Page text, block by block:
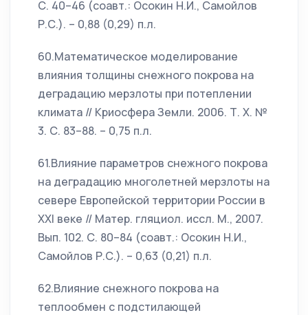
С. 40–46 (соавт.: Осокин Н.И., Самойлов
Р.С.). – 0,88 (0,29) п.л.
60.Математическое моделирование
влияния толщины снежного покрова на
деградацию мерзлоты при потеплении
климата // Криосфера Земли. 2006. Т. Х. №
3. С. 83–88. – 0,75 п.л.
61.Влияние параметров снежного покрова
на деградацию многолетней мерзлоты на
севере Европейской территории России в
XXI веке // Матер. гляциол. иссл. М., 2007.
Вып. 102. С. 80–84 (соавт.: Осокин Н.И.,
Самойлов Р.С.). – 0,63 (0,21) п.л.
62.Влияние снежного покрова на
теплообмен с подстилающей